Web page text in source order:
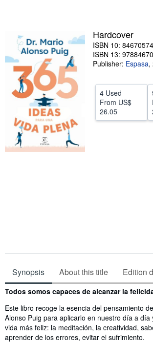
Sellers
Start Selling
Help
CLOSE
Hardcover
ISBN 10:
ISBN 13:
Publisher: Espasa,
4 Used
From US$
26.05
Synopsis About this title Edition
Synopsis
Todos somos capaces de alcanzar la
Este libro recoge la esencia del pensamiento
Alonso Puig para aplicarlo en nuestro día a día
vida más feliz: la meditación, la creatividad,
aprender de los errores, evitar el sufrimiento.